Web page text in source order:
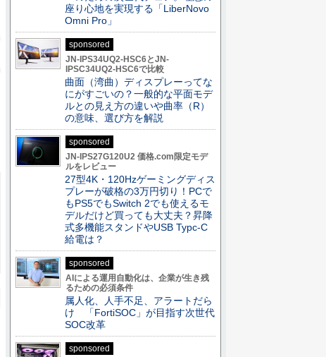
座り心地を実現する「LiberNovo
Omni Pro」
sponsored
JN-IPS34UQ2-HSC6とJN-
IPSC34UQ2-HSC6で比較
曲面（湾曲）ディスプレーってな
にがすごいの？一般的な平面モデ
ルとの見え方の違いや曲率（R）
の意味、選び方を解説
sponsored
JN-IPS27G120U2 価格.com限定モデ
ルをレビュー
27型4K・120Hzゲーミングディス
プレーが破格の3万円切り！PCで
もPS5でもSwitch 2でも使えるモ
デルだけど買っても大丈夫？昇降
式多機能スタンドやUSB Typc-C
給電は？
sponsored
AIによる運用自動化は、企業が生き残
るための必須条件
属人化、人手不足、アラートだら
け 「FortiSOC」が目指す次世代
SOC改革
sponsored